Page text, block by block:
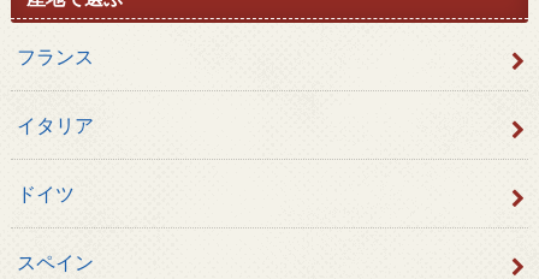
フランス
イタリア
ドイツ
スペイン